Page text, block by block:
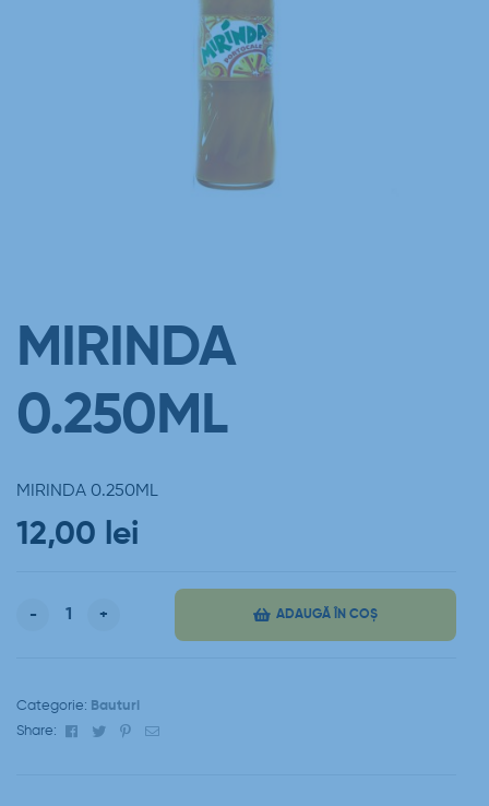
MIRINDA
0.250ML
MIRINDA 0.250ML
12,00 lei
- + ADAUGĂ ÎN COȘ
Categorie: Bauturi
Share:
Facebook
TwitterPinterest
Email